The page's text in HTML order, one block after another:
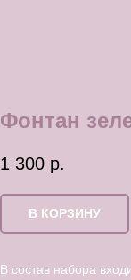
Фонтан
1 300 р.
В КОРЗИНУ
В состав набора